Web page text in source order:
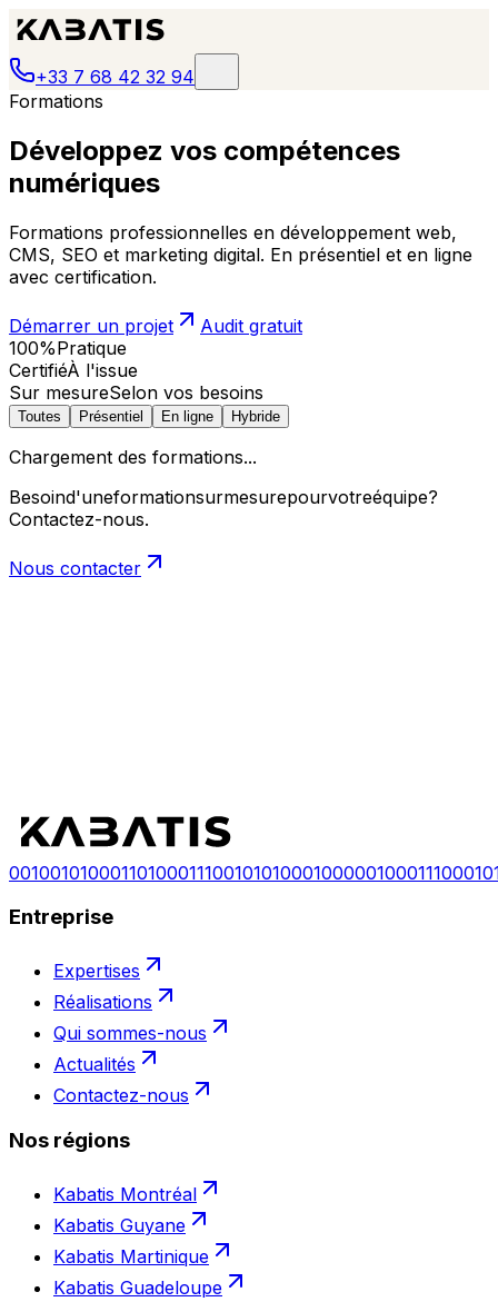
+33 7 68 42 32 94
Formations
Développez vos compétences
numériques
Formations professionnelles en développement web,
CMS, SEO et marketing digital. En présentiel et en ligne
avec certification.
Démarrer un projet
Audit gratuit
100%Pratique
CertifiéÀ l'issue
Sur mesureSelon vos besoins
Toutes Présentiel En ligne Hybride
Chargement des formations...
Besoind'uneformationsurmesurepourvotreéquipe?
Contactez-nous.
Nous contacter
Configurer mon projet Nous contacter
0010010100011010001110010101000100000100011100010
Entreprise
Expertises
Réalisations
Qui sommes-nous
Actualités
Contactez-nous
Nos régions
Kabatis Montréal
Kabatis Guyane
Kabatis Martinique
Kabatis Guadeloupe